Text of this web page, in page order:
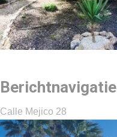
Berichtnavigatie
Calle Mejico 28